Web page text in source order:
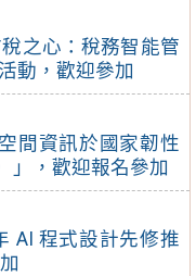
之心：稅務智能管
動，歡迎參加
間資訊於國家韌性
」，歡迎報名參加
AI 程式設計先修推